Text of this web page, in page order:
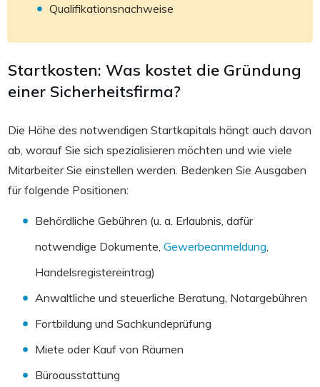
Qualifikationsnachweise
Startkosten: Was kostet die Gründung
einer Sicherheitsfirma?
Die Höhe des notwendigen Startkapitals hängt auch davon
ab, worauf Sie sich spezialisieren möchten und wie viele
Mitarbeiter Sie einstellen werden. Bedenken Sie Ausgaben
für folgende Positionen:
Behördliche Gebühren (u. a. Erlaubnis, dafür
notwendige Dokumente, Gewerbeanmeldung
Handelsregistereintrag)
Anwaltliche und steuerliche Beratung, Notargebühren
Fortbildung und Sachkundeprüfung
Miete oder Kauf von Räumen
Büroausstattung